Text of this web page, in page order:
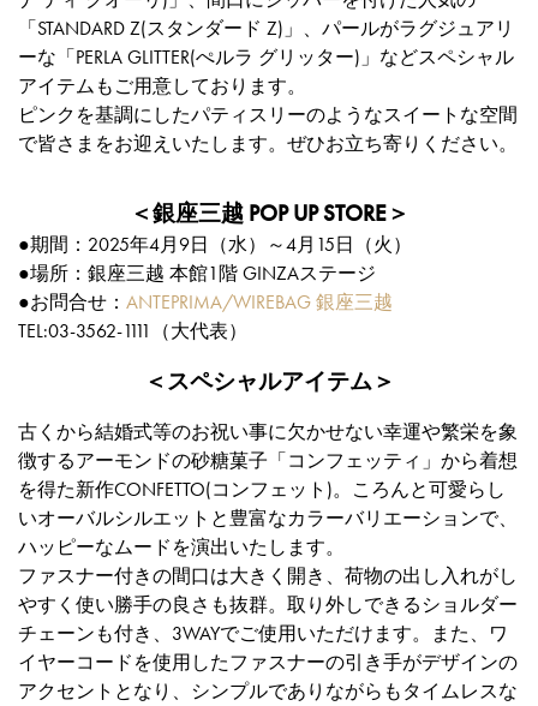
「STANDARD Z(スタンダード Z)」、パールがラグジュアリ
ーな「PERLA GLITTER(ぺルラ グリッター)」などスペシャル
アイテムもご用意しております。
ピンクを基調にしたパティスリーのようなスイートな空間
で皆さまをお迎えいたします。ぜひお立ち寄りください。
＜銀座三越 POP UP STORE＞
●期間：2025年4月9日（水）～4月15日（火）
●場所：銀座三越 本館1階 GINZAステージ
●お問合せ： ANTEPRIMA/WIREBAG 銀座三越
TEL:03-3562-1111（大代表）
＜スペシャルアイテム＞
古くから結婚式等のお祝い事に欠かせない幸運や繁栄を象
徴するアーモンドの砂糖菓子「コンフェッティ」から着想
を得た新作CONFETTO(コンフェット)。ころんと可愛らし
いオーバルシルエットと豊富なカラーバリエーションで、
ハッピーなムードを演出いたします。
ファスナー付きの間口は大きく開き、荷物の出し入れがし
やすく使い勝手の良さも抜群。取り外しできるショルダー
チェーンも付き、3WAYでご使用いただけます。また、ワ
イヤーコードを使用したファスナーの引き手がデザインの
アクセントとなり、シンプルでありながらもタイムレスな